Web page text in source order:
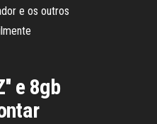
e os outros
e 8gb